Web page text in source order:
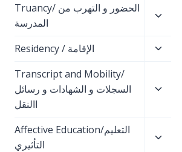
menu
Truancy/ الحضور و التهرب من
المدرسة
child
Residency / الإقامة
Toggle
Transcript and Mobility/
السجلات و الشهادات و رسائل
االنقل
child
Affective Education/التعليم
التأثيري
child